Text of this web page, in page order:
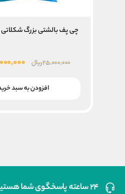
چی پف بالشتی بزرگ شکلاتی
۲۵,۰۰۰,۰۰۰ریال قیمت
افزودن به سبد
۲۴ ساعته پاسخگوی شما هستیم .